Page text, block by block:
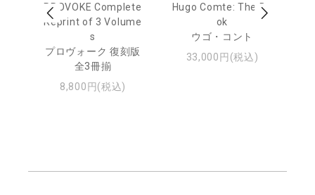
PROVOKE Complete
Reprint of 3 Volume
s
プロヴォーク 復刻版
全3冊揃
8,800円(税込)
Hugo Comte: The Bo
ok
ウゴ・コント
33,000円(税込)